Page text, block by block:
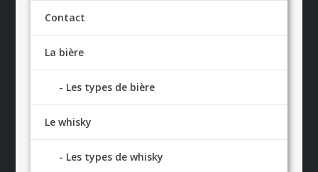
Contact
La bière
Les types de bière
Le whisky
Les types de whisky